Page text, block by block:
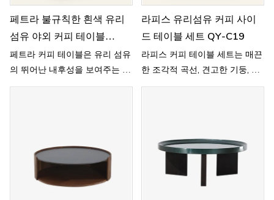
페트라 불규칙한 흰색 유리
섬유 야외 커피 테이블
HB84
페트라 커피 테이블은 유리 섬유
의 뛰어난 내후성을 보여주는 동
시에 자연스러운 디자인의 유동
라피스 유리섬유 커피 사이
드 테이블 세트 QY-C19
라피스 커피 테이블 세트는 매끈
한 조각적 곡선, 견고한 기둥, 세
련된 질감으로 돌을 표현합니다.